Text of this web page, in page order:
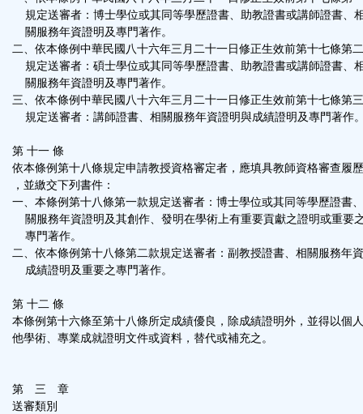
規定送審者：博士學位或其同等學歷證書、助教證書或講師證書、
關服務年資證明及專門著作。
二、依本條例中華民國八十六年三月二十一日修正生效前第十七條第
規定送審者：碩士學位或其同等學歷證書、助教證書或講師證書、
關服務年資證明及專門著作。
三、依本條例中華民國八十六年三月二十一日修正生效前第十七條第
規定送審者：講師證書、相關服務年資證明與成績證明及專門著作
第 十一 條
依本條例第十八條規定申請教授資格審定者，應填具教師資格審查履
，並繳交下列書件：
一、本條例第十八條第一款規定送審者：博士學位或其同等學歷證書
關服務年資證明及其創作、發明在學術上有重要貢獻之證明或重要
專門著作。
二、依本條例第十八條第二款規定送審者：副教授證書、相關服務年
成績證明及重要之專門著作。
第 十二 條
本條例第十六條至第十八條所定成績優良，除成績證明外，並得以個
他學術、專業成就證明文件或資料，替代或補充之。
第 三 章
送審類別